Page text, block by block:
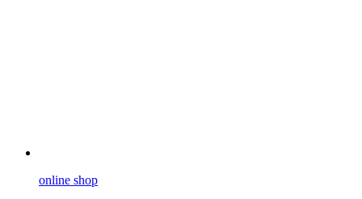
online shop